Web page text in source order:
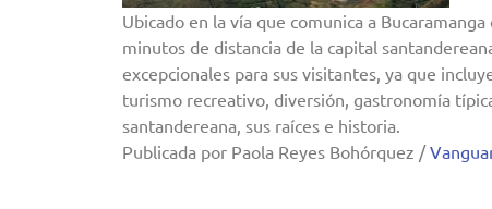
Ubicado en la vía que comunica a
minutos de distancia de la capital
excepcionales para sus visitantes, ya que
turismo recreativo, diversión, gastronomía
santandereana, sus raíces e historia.
Publicada por Paola Reyes Bohórquez /